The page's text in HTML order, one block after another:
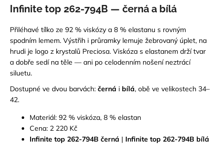
Infinite top 262-794B — černá a bílá
Přiléhavé tílko ze 92 % viskózy a 8 % elastanu s rovným
spodním lemem. Výstřih i průramky lemuje žebrovaný úplet, na
hrudi je logo z krystalů Preciosa. Viskóza s elastanem drží tvar
a dobře sedí na těle — ani po celodenním nošení neztrácí
siluetu.
Dostupné ve dvou barvách: černá i bílá, obě ve velikostech 34–
42.
Materiál: 92 % viskóza, 8 % elastan
Cena: 2 220 Kč
Infinite top 262-794B černá | Infinite top 262-794B bílá
p
r
u
č
u
j
e
m